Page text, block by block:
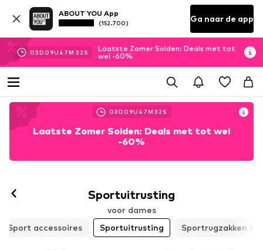
ABOUT YOU App
(152.700) Ga naar de app
03D 09U 47M 31 S
Laatste Zomer Solden: Deals met tot
wel -60%
03D 09U 47M 31 S
Laatste Zomer Solden: Deals met tot wel
-60%
Sportuitrusting
voor dames
Sport accessoires
Sportuitrusting Sportrugzakken &